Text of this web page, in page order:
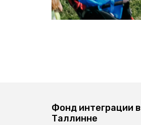
Фонд интеграции в
Таллинне